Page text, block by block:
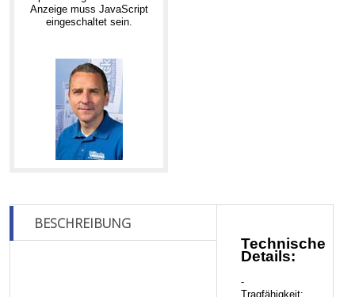
Anzeige muss JavaScript
eingeschaltet sein.
BESCHREIBUNG
Technische
Details:
-
Tragfähigkeit: